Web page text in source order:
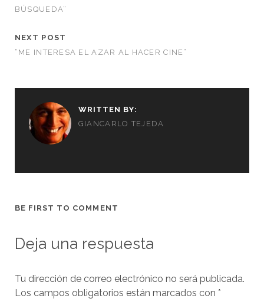
BÚSQUEDA”
NEXT POST
“ME INTERESA EL AZAR AL HACER CINE”
WRITTEN BY:
GIANCARLO TEJEDA
BE FIRST TO COMMENT
Deja una respuesta
Tu dirección de correo electrónico no será publicada.
Los campos obligatorios están marcados con *